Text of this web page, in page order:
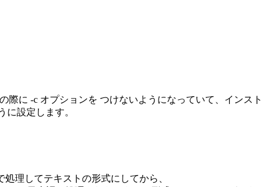
際に -c オプションを つけないようになっていて、インスト
設定します。
処理してテキストの形式にしてから、